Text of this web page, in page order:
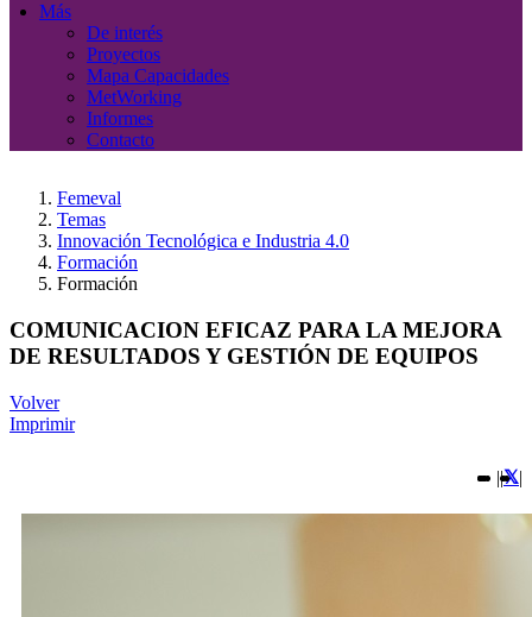
Más
De interés
Proyectos
Mapa Capacidades
MetWorking
Informes
Contacto
Femeval
Temas
Innovación Tecnológica e Industria 4.0
Formación
Formación
COMUNICACION EFICAZ PARA LA MEJORA
DE RESULTADOS Y GESTIÓN DE EQUIPOS
Volver
Imprimir
|| |